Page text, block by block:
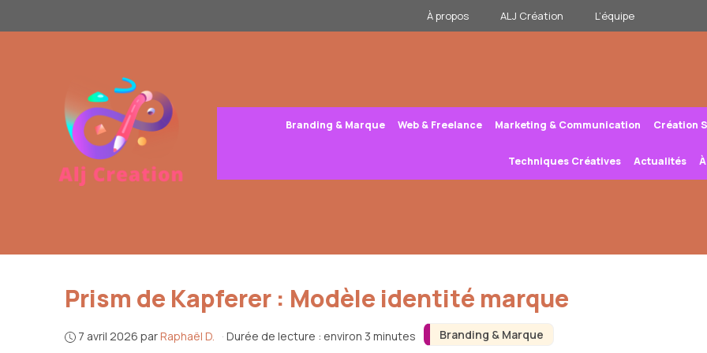
au
À propos ALJ Création L’équipe
Branding & Marque Web & Freelance Marketing & Communication Création
Techniques Créatives Actualités
Branding & Marque
Prism de Kapferer : Modèle identité marque
7 avril 2026 parRaphaël D. · Durée de lecture : environ 3 minutes